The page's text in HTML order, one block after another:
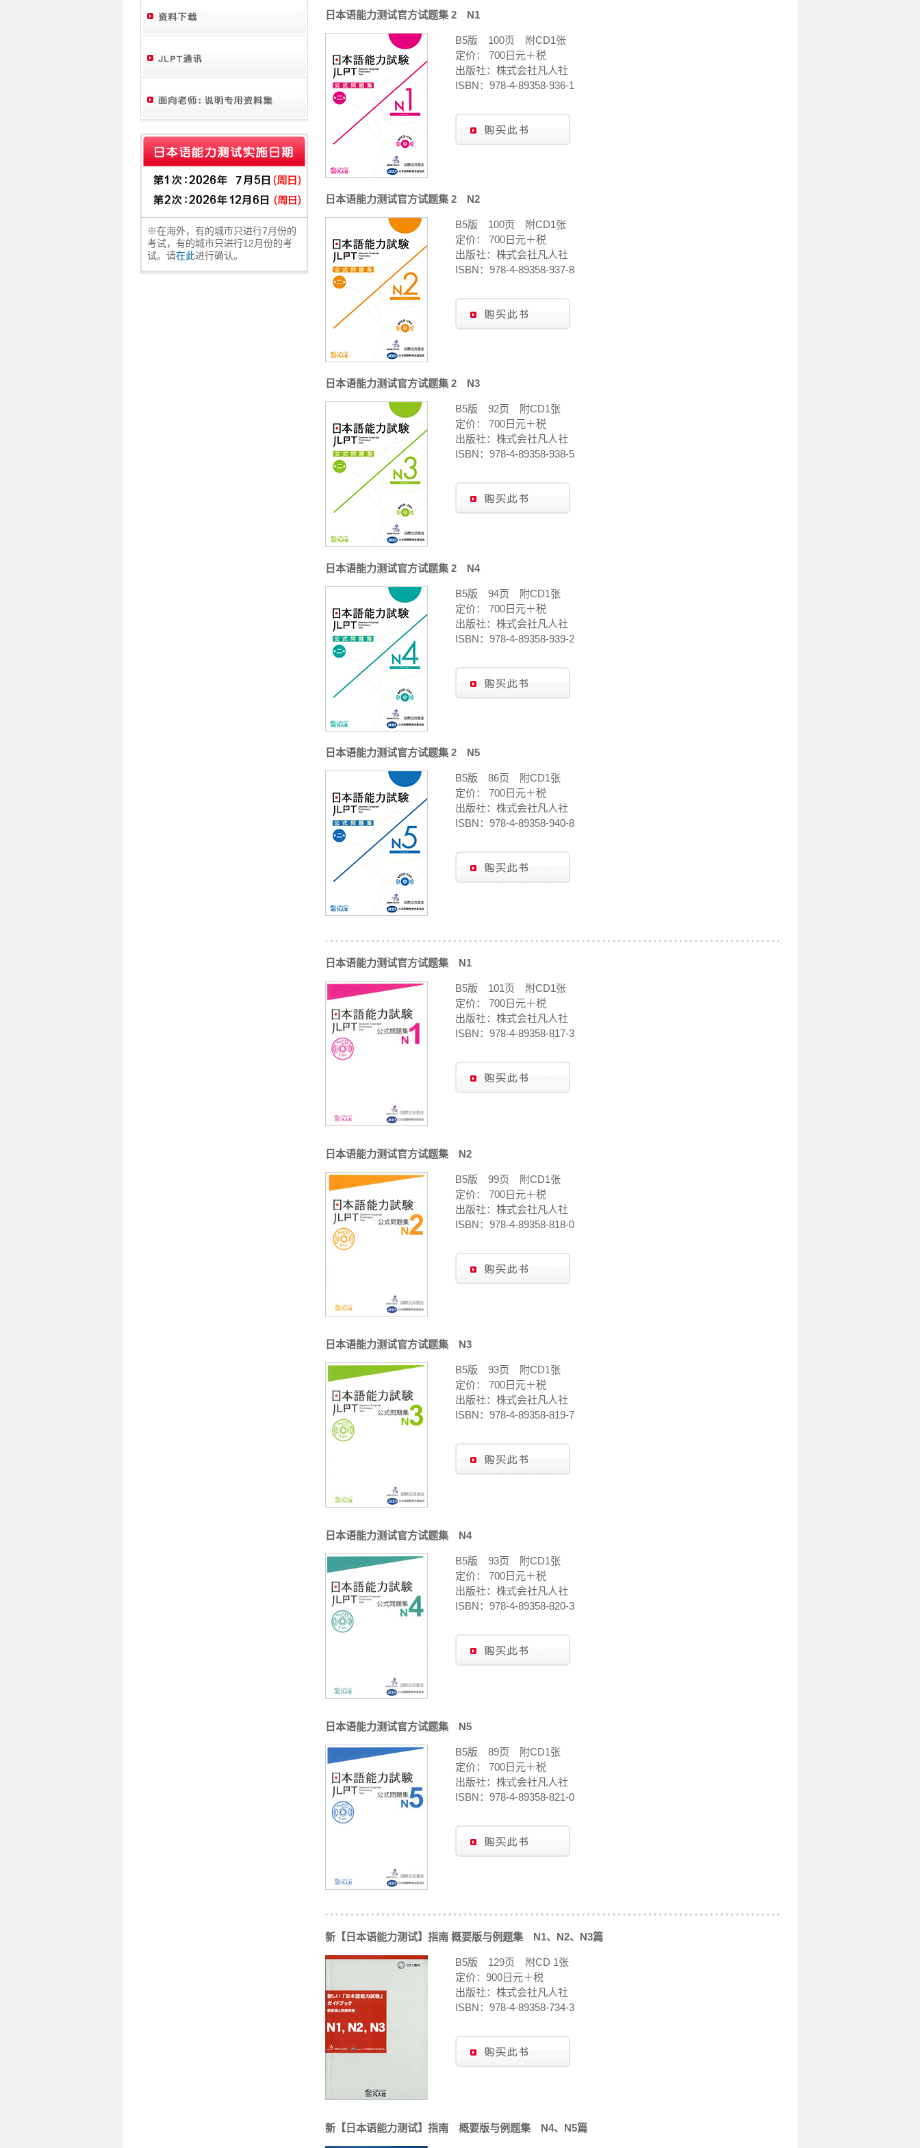
日本语能力测试官方试题集 2 N1
B5版 100页 附CD1张
定价： 700日元＋税
出版社：株式会社凡人社
ISBN：978-4-89358-936-1
日本语能力测试官方试题集 2 N2
B5版 100页 附CD1张
定价： 700日元＋税
出版社：株式会社凡人社
ISBN：978-4-89358-937-8
日本语能力测试官方试题集 2 N3
B5版 92页 附CD1张
定价： 700日元＋税
出版社：株式会社凡人社
ISBN：978-4-89358-938-5
日本语能力测试官方试题集 2 N4
B5版 94页 附CD1张
定价： 700日元＋税
出版社：株式会社凡人社
ISBN：978-4-89358-939-2
日本语能力测试官方试题集 2 N5
B5版 86页 附CD1张
定价： 700日元＋税
出版社：株式会社凡人社
ISBN：978-4-89358-940-8
日本语能力测试官方试题集 N1
B5版 101页 附CD1张
定价： 700日元＋税
出版社：株式会社凡人社
ISBN：978-4-89358-817-3
日本语能力测试官方试题集 N2
B5版 99页 附CD1张
定价： 700日元＋税
出版社：株式会社凡人社
ISBN：978-4-89358-818-0
日本语能力测试官方试题集 N3
B5版 93页 附CD1张
定价： 700日元＋税
出版社：株式会社凡人社
ISBN：978-4-89358-819-7
日本语能力测试官方试题集 N4
B5版 93页 附CD1张
定价： 700日元＋税
出版社：株式会社凡人社
ISBN：978-4-89358-820-3
日本语能力测试官方试题集 N5
B5版 89页 附CD1张
定价： 700日元＋税
出版社：株式会社凡人社
ISBN：978-4-89358-821-0
新【日本语能力测试】指南 概要版与例题集 N1、N2、N3篇
B5版 129页 附CD 1张
定价：900日元＋税
出版社：株式会社凡人社
ISBN：978-4-89358-734-3
新【日本语能力测试】指南 概要版与例题集 N4、N5篇
※在海外，有的城市只进行7月份的
考试，有的城市只进行12月份的考
试。请在此进行确认。